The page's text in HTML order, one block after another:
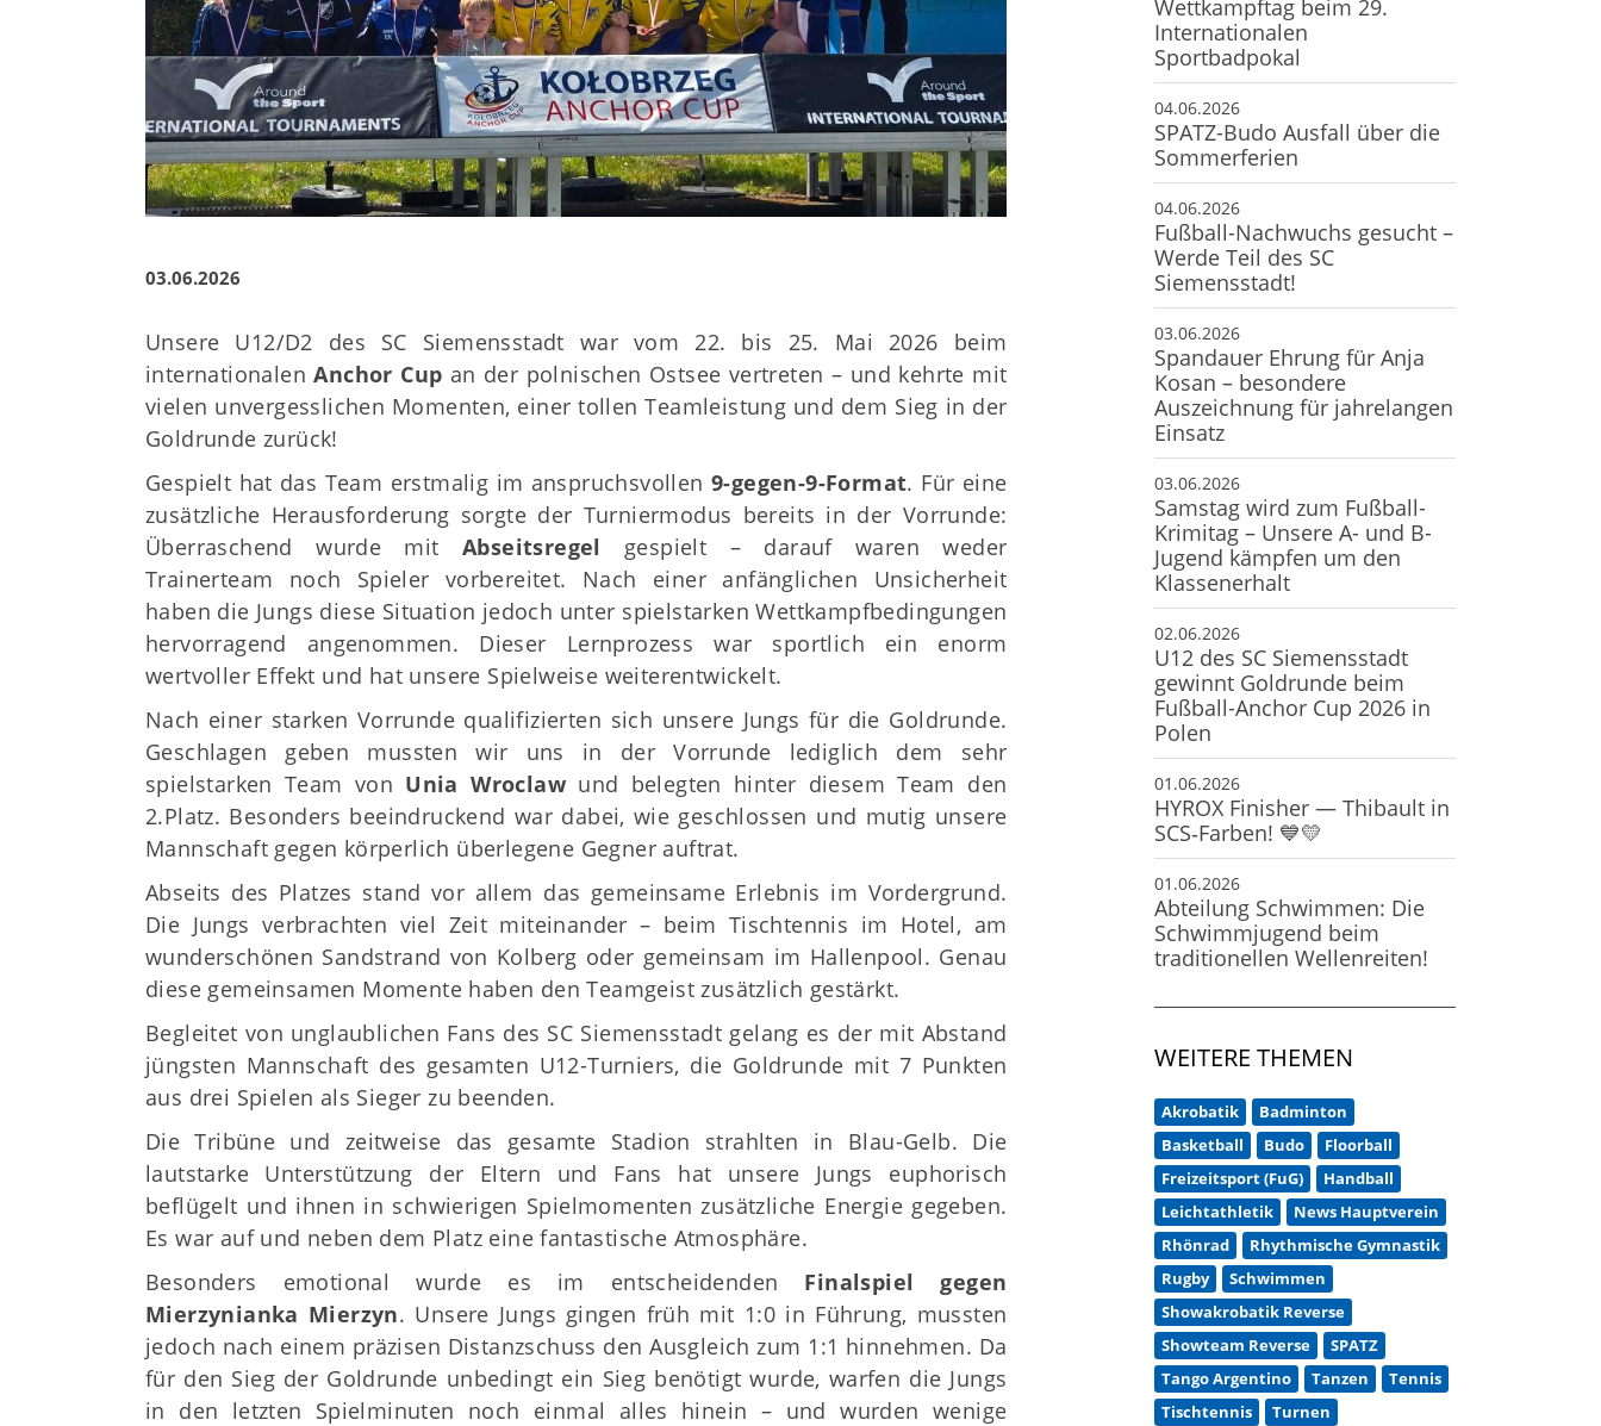
03.06.2026
Unsere U12/D2 des SC Siemensstadt war vom 22. bis 25. Mai 2026 beim
internationalenAnchor Cup an der polnischen Ostsee vertreten – und kehrte mit
vielen unvergesslichen Momenten, einer tollen Teamleistung und dem Sieg in der
Goldrunde zurück!
Gespielt hat das Team erstmalig im anspruchsvollen9-gegen-9-Format. Für eine
zusätzliche Herausforderung sorgte der Turniermodus bereits in der Vorrunde:
Überraschend wurde mit Abseitsregel gespielt – darauf waren weder
Trainerteam noch Spieler vorbereitet. Nach einer anfänglichen Unsicherheit
haben die Jungs diese Situation jedoch unter spielstarken Wettkampfbedingungen
hervorragend angenommen. Dieser Lernprozess war sportlich ein enorm
wertvoller Effekt und hat unsere Spielweise weiterentwickelt.
Nach einer starken Vorrunde qualifizierten sich unsere Jungs für die Goldrunde.
Geschlagen geben mussten wir uns in der Vorrunde lediglich dem sehr
spielstarken Team von Unia Wroclawund belegten hinter diesem Team den
2.Platz. Besonders beeindruckend war dabei, wie geschlossen und mutig unsere
Mannschaft gegen körperlich überlegene Gegner auftrat.
Abseits des Platzes stand vor allem das gemeinsame Erlebnis im Vordergrund.
Die Jungs verbrachten viel Zeit miteinander – beim Tischtennis im Hotel, am
wunderschönen Sandstrand von Kolberg oder gemeinsam im Hallenpool. Genau
diese gemeinsamen Momente haben den Teamgeist zusätzlich gestärkt.
Begleitet von unglaublichen Fans des SC Siemensstadt gelang es der mit Abstand
jüngsten Mannschaft des gesamten U12-Turniers, die Goldrunde mit 7 Punkten
aus drei Spielen als Sieger zu beenden.
Die Tribüne und zeitweise das gesamte Stadion strahlten in Blau-Gelb. Die
lautstarke Unterstützung der Eltern und Fans hat unsere Jungs euphorisch
beflügelt und ihnen in schwierigen Spielmomenten zusätzliche Energie gegeben.
Es war auf und neben dem Platz eine fantastische Atmosphäre.
Besonders emotional wurde es im entscheidenden Finalspiel gegen
Mierzynianka Mierzyn. Unsere Jungs gingen früh mit 1:0 in Führung, mussten
jedoch nach einem präzisen Distanzschuss den Ausgleich zum 1:1 hinnehmen. Da
für den Sieg der Goldrunde unbedingt ein Sieg benötigt wurde, warfen die Jungs
in den letzten Spielminuten noch einmal alles hinein – und wurden wenige
Wettkampftag beim 29.
Internationalen
Sportbadpokal
04.06.2026
SPATZ-Budo Ausfall über die
Sommerferien
04.06.2026
Fußball-Nachwuchs gesucht –
Werde Teil des SC
Siemensstadt!
03.06.2026
Spandauer Ehrung für Anja
Kosan – besondere
Auszeichnung für jahrelangen
Einsatz
03.06.2026
Samstag wird zum Fußball-
Krimitag – Unsere A- und B-
Jugend kämpfen um den
Klassenerhalt
02.06.2026
U12 des SC Siemensstadt
gewinnt Goldrunde beim
Fußball-Anchor Cup 2026 in
Polen
01.06.2026
HYROX Finisher — Thibault in
SCS‑Farben! 💙💛
01.06.2026
Abteilung Schwimmen: Die
Schwimmjugend beim
traditionellen Wellenreiten!
WEITERE THEMEN
Akrobatik
Badminton
Basketball
Budo
Floorball
Freizeitsport (FuG)
Handball
Leichtathletik
News Hauptverein
Rhönrad
Rhythmische Gymnastik
Rugby
Schwimmen
Showakrobatik Reverse
Showteam Reverse
SPATZ
Tango Argentino
Tanzen
Tennis
Tischtennis
Turnen